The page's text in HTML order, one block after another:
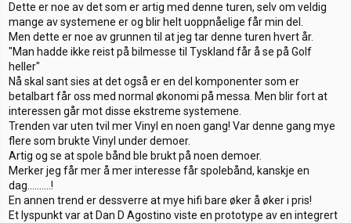
Dette er noe av det som er artig med denne turen, selv om veldig
mange av systemene er og blir helt uoppnåelige får min del.
Men dette er noe av grunnen til at jeg tar denne turen hvert år.
"Man hadde ikke reist på bilmesse til Tyskland får å se på Golf
heller"
Nå skal sant sies at det også er en del komponenter som er
betalbart får oss med normal økonomi på messa. Men blir fort at
interessen går mot disse ekstreme systemene.
Trenden var uten tvil mer Vinyl en noen gang! Var denne gang mye
flere som brukte Vinyl under demoer.
Artig og se at spole bånd ble brukt på noen demoer.
Merker jeg får mer å mer interesse får spolebånd, kanskje en
dag..........!
En annen trend er dessverre at mye hifi bare øker å øker i pris!
Et lyspunkt var at Dan D Agostino viste en prototype av en integrert